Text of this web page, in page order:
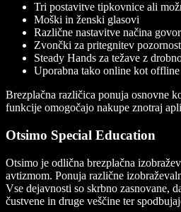
Tri postavitve tipkovnice ali
Moški in ženski glasovi
Različne nastavitve načina
Zvončki za pritegnitev
Steady Hands za težave z
Uporabna tako online kot offline
Brezplačna različica ponuja osnovne
funkcije omogočajo nakupe znotraj
Otsimo Special Education
Otsimo je odlična brezplačna
avtizmom. Ponuja različne
Vse dejavnosti so skrbno zasnovane,
čustvene in druge veščine ter